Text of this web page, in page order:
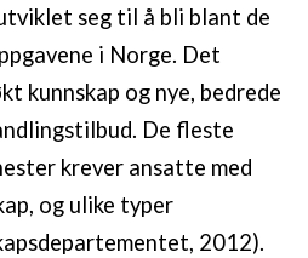
seg til å bli blant de
i Norge. Det
kunnskap og nye, bedrede
De fleste
krever ansatte med
og ulike typer
2012).